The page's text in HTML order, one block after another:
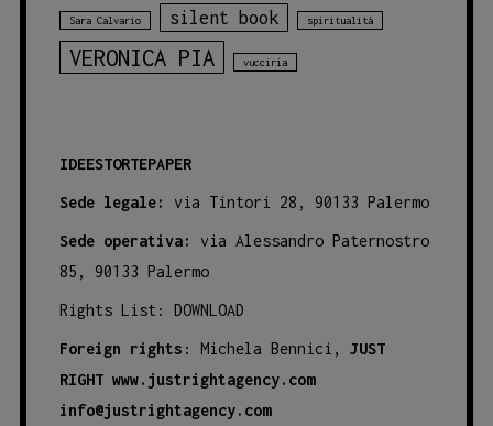
Sara Calvario silent book spiritualità
VERONICA PIA vucciria
IDEESTORTEPAPER
Sede legale: via Tintori 28, 90133 Palermo
Sede operativa:
via Alessandro Paternostro
85, 90133 Palermo
Rights List: DOWNLOAD
Foreign rights : Michela Bennici, JUST
RIGHT www.justrightagency.com
info@justrightagency.com